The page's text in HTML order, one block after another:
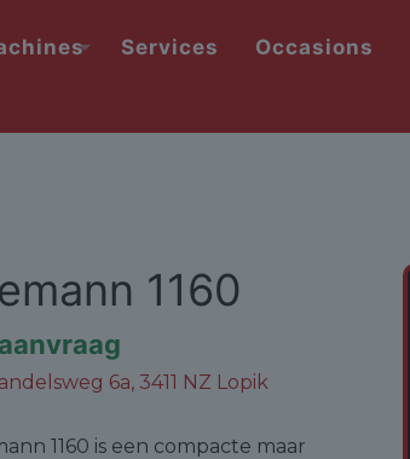
Services Occasions
1160
6a, 3411 NZ Lopik
1160 is een compacte maar